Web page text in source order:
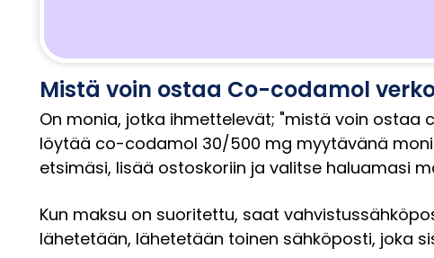
Mistä voin ostaa Co-codamol
On monia, jotka ihmettelevät; "mistä voin ostaa
löytää co-codamol 30/500 mg myytävänä
etsimäsi, lisää ostoskoriin ja valitse haluamasi
Kun maksu on suoritettu, saat
lähetetään, lähetetään toinen sähköposti, joka